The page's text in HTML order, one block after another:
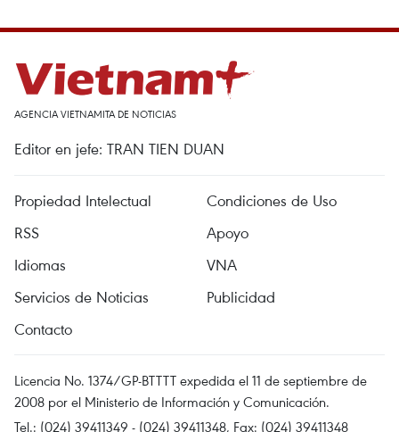
AGENCIA VIETNAMITA DE NOTICIAS
Editor en jefe: TRAN TIEN DUAN
Propiedad Intelectual
Condiciones de Uso
RSS
Apoyo
Idiomas
VNA
Servicios de Noticias
Publicidad
Contacto
Licencia No. 1374/GP-BTTTT expedida el 11 de septiembre de
2008 por el Ministerio de Información y Comunicación.
Tel.: (024) 39411349 - (024) 39411348, Fax: (024) 39411348